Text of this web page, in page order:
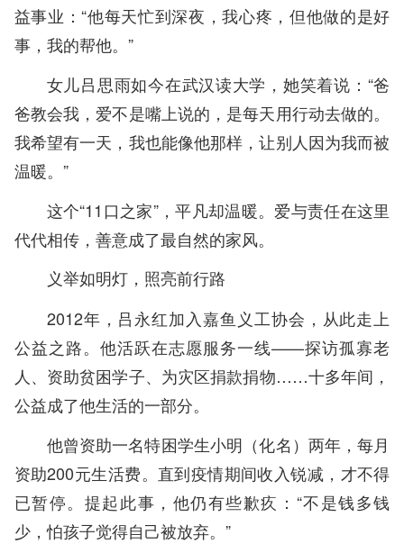
益事业：“他每天忙到深夜，我心疼，但他做的是好
事，我的帮他。”
女儿吕思雨如今在武汉读大学，她笑着说：“爸
爸教会我，爱不是嘴上说的，是每天用行动去做的。
我希望有一天，我也能像他那样，让别人因为我而被
温暖。”
这个“11口之家”，平凡却温暖。爱与责任在这里
代代相传，善意成了最自然的家风。
义举如明灯，照亮前行路
2012年，吕永红加入嘉鱼义工协会，从此走上
公益之路。他活跃在志愿服务一线——探访孤寡老
人、资助贫困学子、为灾区捐款捐物……十多年间，
公益成了他生活的一部分。
他曾资助一名特困学生小明（化名）两年，每月
资助200元生活费。直到疫情期间收入锐减，才不得
已暂停。提起此事，他仍有些歉疚：“不是钱多钱
少，怕孩子觉得自己被放弃。”